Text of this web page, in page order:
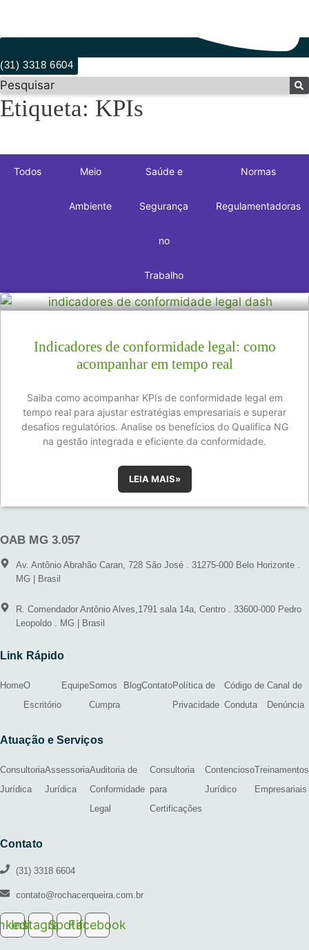
(31) 3318 6604
Pesquisar
Etiqueta: KPIs
Todos Meio
Ambiente
Saúde e
Segurança
no
Trabalho
Normas
Regulamentadoras
Indicadores de conformidade legal: como
acompanhar em tempo real
Saiba como acompanhar KPIs de conformidade legal em
tempo real para ajustar estratégias empresariais e superar
desafios regulatórios. Analise os benefícios do Qualifica NG
na gestão integrada e eficiente da conformidade.
LEIA MAIS»
OAB MG 3.057
Av. Antônio Abrahão Caran, 728 São José . 31275-000 Belo Horizonte .
MG | Brasil
R. Comendador Antônio Alves,1791 sala 14a, Centro . 33600-000 Pedro
Leopoldo . MG | Brasil
Link Rápido
HomeO
Escritório
EquipeSomos
Cumpra
BlogContatoPolítica de
Privacidade
Código de
Conduta
Canal de
Denúncia
Atuação e Serviços
Consultoria
Jurídica
Assessoria
Jurídica
Auditoria de
Conformidade
Legal
Consultoria
para
Certificações
Contencioso
Jurídico
Treinamentos
Empresariais
Contato
(31) 3318 6604
contato@rochacerqueira.com.br
Instagram
SpotifyFacebook